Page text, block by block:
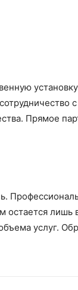
Прямое
остается
услуг.